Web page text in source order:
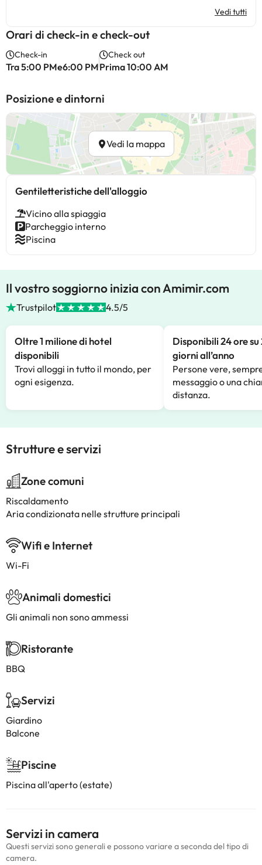
Vedi tutti
Orari di check-in e check-out
Check-in
Tra 5:00 PMe6:00 PM
Check out
Prima 10:00 AM
Posizione e dintorni
Vedi la mappa
Gentiletteristiche dell'alloggio
Vicino alla spiaggia
Parcheggio interno
Piscina
Il vostro soggiorno inizia con Amimir.com
Trustpilot 4.5/5
Oltre 1 milione di hotel
disponibili
Trovi alloggi in tutto il mondo, per
ogni esigenza.
Disponibili 24 ore su
giorni all’anno
Persone vere,
messaggio o una
distanza.
Strutture e servizi
Zone comuni
Riscaldamento
Aria condizionata nelle strutture principali
Wifi e Internet
Wi-Fi
Animali domestici
Gli animali non sono ammessi
Ristorante
BBQ
Servizi
Giardino
Balcone
Piscine
Piscina all'aperto (estate)
Servizi in camera
Questi servizi sono generali e possono variare a seconda del tipo di
camera.